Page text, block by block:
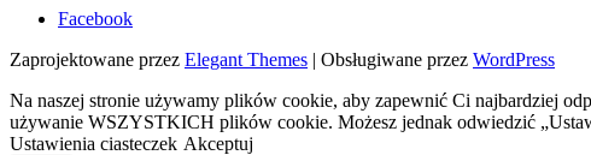
Facebook
Zaprojektowane przez Elegant Themes | Obsługiwane przez WordPress
Na naszej stronie używamy plików cookie, aby zapewnić Ci najbardziej
używanie WSZYSTKICH plików cookie. Możesz jednak odwiedzić
Ustawienia ciasteczek Akceptuj